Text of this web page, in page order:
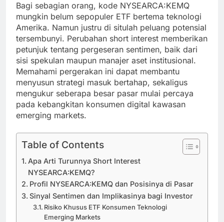
Bagi sebagian orang, kode NYSEARCA:KEMQ
mungkin belum sepopuler ETF bertema teknologi
Amerika. Namun justru di situlah peluang potensial
tersembunyi. Perubahan short interest memberikan
petunjuk tentang pergeseran sentimen, baik dari
sisi spekulan maupun manajer aset institusional.
Memahami pergerakan ini dapat membantu
menyusun strategi masuk bertahap, sekaligus
mengukur seberapa besar pasar mulai percaya
pada kebangkitan konsumen digital kawasan
emerging markets.
Table of Contents
Apa Arti Turunnya Short Interest
NYSEARCA:KEMQ?
Profil NYSEARCA:KEMQ dan Posisinya di Pasar
Sinyal Sentimen dan Implikasinya bagi Investor
Risiko Khusus ETF Konsumen Teknologi
Emerging Markets